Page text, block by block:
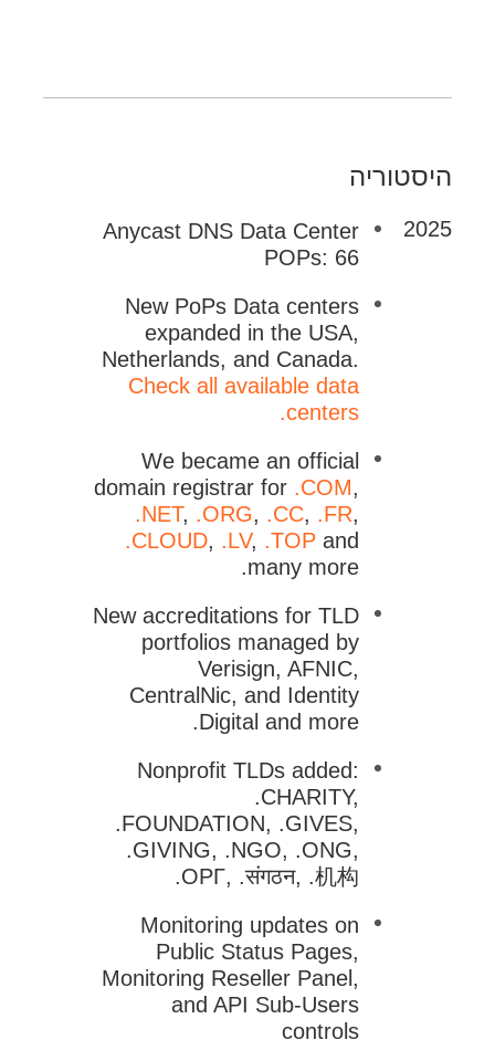
היסטוריה
2025
Anycast DNS Data Center
POPs: 66
New PoPs Data centers
expanded in the USA,
Netherlands, and Canada.
Check all available data
centers.
We became an official
domain registrar for .COM,
.NET, .ORG, .CC, .FR,
.CLOUD, .LV, .TOP and
many more.
New accreditations for TLD
portfolios managed by
Verisign, AFNIC,
CentralNic, and Identity
Digital and more.
Nonprofit TLDs added:
.CHARITY,
.FOUNDATION, .GIVES,
.GIVING, .NGO, .ONG,
.ОРГ, .संगठन, .机构
Monitoring updates on
Public Status Pages,
Monitoring Reseller Panel,
and API Sub-Users
controls